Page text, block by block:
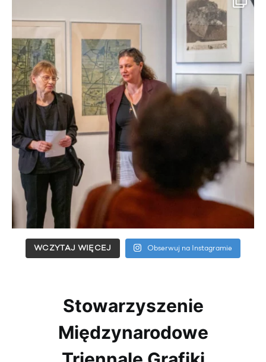
WCZYTAJ WIĘCEJ Obserwuj na Instagramie
Stowarzyszenie
Międzynarodowe